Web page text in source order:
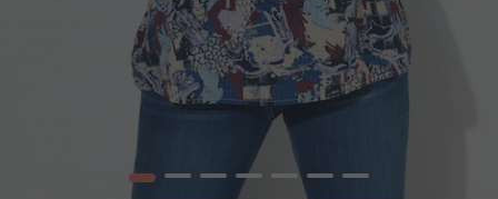
1 2 3 4 5 6 7